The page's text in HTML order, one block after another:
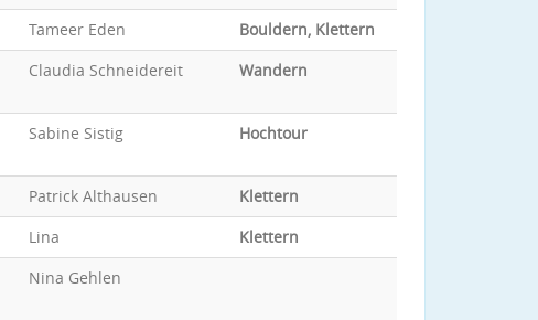
Tameer Eden
Bouldern, Klettern
Claudia Schneidereit Wandern
Sabine Sistig Hochtour
Patrick Althausen
Klettern
Lina
Klettern
Nina Gehlen